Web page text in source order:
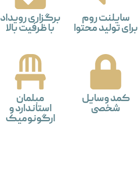
سایلنت روم
برای تولید محتوا
برگزاری رویداد
با ظرفیت بالا
کمد وسایل
شخصی
مبلمان
استاندارد و
ارگونومیک